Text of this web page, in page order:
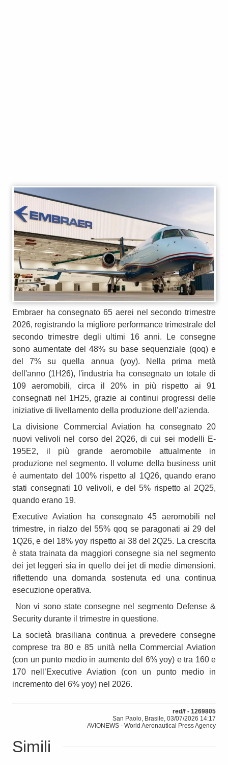
Embraer ha consegnato 65 aerei nel secondo trimestre
2026, registrando la migliore performance trimestrale del
secondo trimestre degli ultimi 16 anni. Le consegne
sono aumentate del 48% su base sequenziale (qoq) e
del 7% su quella annua (yoy). Nella prima metà
dell'anno (1H26), l'industria ha consegnato un totale di
109 aeromobili, circa il 20% in più rispetto ai 91
consegnati nel 1H25, grazie ai continui progressi delle
iniziative di livellamento della produzione dell’azienda.
La divisione Commercial Aviation ha consegnato 20
nuovi velivoli nel corso del 2Q26, di cui sei modelli E-
195E2, il più grande aeromobile attualmente in
produzione nel segmento. Il volume della business unit
è aumentato del 100% rispetto al 1Q26, quando erano
stati consegnati 10 velivoli, e del 5% rispetto al 2Q25,
quando erano 19.
Executive Aviation ha consegnato 45 aeromobili nel
trimestre, in rialzo del 55% qoq se paragonati ai 29 del
1Q26, e del 18% yoy rispetto ai 38 del 2Q25. La crescita
è stata trainata da maggiori consegne sia nel segmento
dei jet leggeri sia in quello dei jet di medie dimensioni,
riflettendo una domanda sostenuta ed una continua
esecuzione operativa.
Non vi sono state consegne nel segmento Defense &
Security durante il trimestre in questione.
La società brasiliana continua a prevedere consegne
comprese tra 80 e 85 unità nella Commercial Aviation
(con un punto medio in aumento del 6% yoy) e tra 160 e
170 nell’Executive Aviation (con un punto medio in
incremento del 6% yoy) nel 2026.
red/f - 1269805
San Paolo, Brasile, 03/07/2026 14:17
AVIONEWS - World Aeronautical Press Agency
Simili